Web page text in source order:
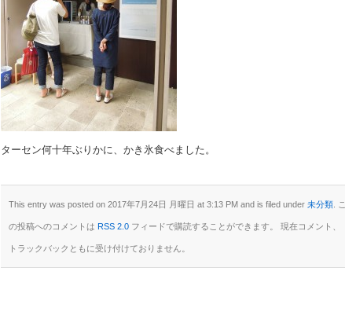
ターセン何十年ぶりかに、かき氷食べました。
This entry was posted on 2017年7月24日 月曜日 at 3:13 PM and is filed under 未分類. こ
の投稿へのコメントは RSS 2.0フィードで購読することができます。 現在コメント、
トラックバックともに受け付けておりません。